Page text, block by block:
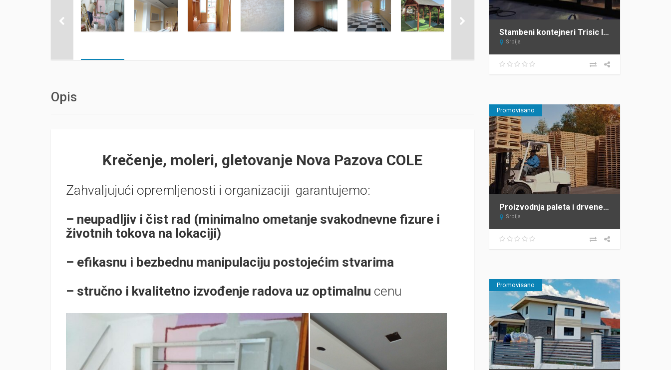
Opis
Krečenje, moleri, gletovanje Nova Pazova COLE
Zahvaljujući opremljenosti i organizaciji garantujemo:
– neupadljiv i čist rad (minimalno ometanje svakodnevne fizure i
životnih tokova na lokaciji)
– efikasnu i bezbednu manipulaciju postojećim stvarima
– stručno i kvalitetno izvođenje radova uz optimalnu cenu
Stambeni kontejneri Trisic lux
Srbija
Promovisano
Proizvodnja paleta i drvene ambalaže – Sipal – Žabalj
Srbija
Promovisano